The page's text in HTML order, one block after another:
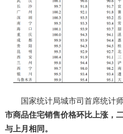
国家统计局城市司首席统计师
市商品住宅销售价格环比上涨，
与上月相同。